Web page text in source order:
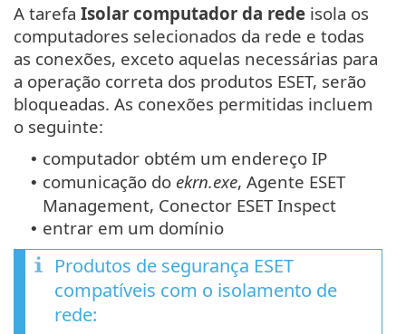
A tarefa Isolar computador da rede isola os
computadores selecionados da rede e todas
as conexões, exceto aquelas necessárias para
a operação correta dos produtos ESET, serão
bloqueadas. As conexões permitidas incluem
o seguinte:
• computador obtém um endereço IP
• comunicação do ekrn.exe, Agente ESET
Management, Conector ESET Inspect
• entrar em um domínio
Produtos de segurança ESET
compatíveis com o isolamento de
rede: